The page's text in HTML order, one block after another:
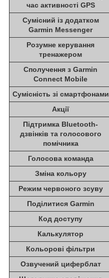
час активності GPS
Сумісний із додатком
Garmin Messenger
Розумне керування
тренажером
Сполучення з Garmin
Connect Mobile
Сумісність зі смартфонами
Акції
Підтримка Bluetooth-
дзвінків та голосового
помічника
Голосова команда
Зміна кольору
Режим червоного зсуву
Поділитися Garmin
Код доступу
Калькулятор
Кольорові фільтри
Озвучений циферблат